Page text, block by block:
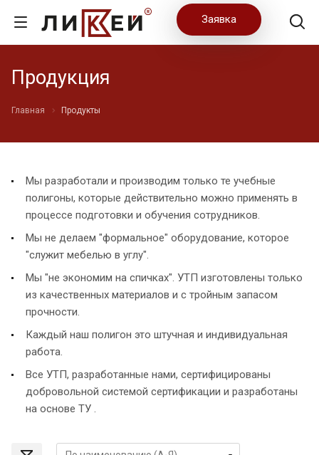
Заявка
Продукция
Главная Продукты
Мы разработали и производим только те учебные
полигоны, которые действительно можно применять в
процессе подготовки и обучения сотрудников.
Мы не делаем "формальное" оборудование, которое
"служит мебелью в углу".
Мы "не экономим на спичках". УТП изготовлены только
из качественных материалов и с тройным запасом
прочности.
Каждый наш полигон это штучная и индивидуальная
работа.
Все УТП, разработанные нами, сертифицированы
добровольной системой сертификации и разработаны
на основе ТУ .